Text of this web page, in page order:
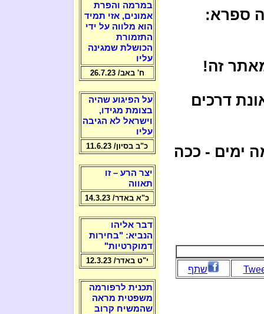
ספרא:
זה!
דרכים
ימים - ככה
שתף
במרמה והפרת
אמונים, אזי תמיד
הוא מלווה על ידי
התזמורת
הכושלת שמגינה
עליו
ח' באב/ 26.7.23
על הפיגוע שהיה
בצומת מגידו,
וישראל לא הגיבה
עליו
כ"ב בסיון/ 11.6.23
יצר הרע – זו
תאווה
כ"א באדר/ 14.3.23
דבר אליהו
הנביא: "בחירות
דמוקרטיות"
י"ט באדר/ 12.3.23
תכנית לרפורמה
משפטית מראה
שהמשיח קרוב